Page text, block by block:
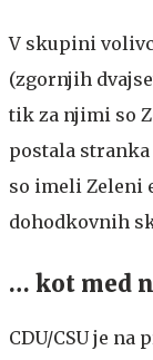
V skupini
(zgornjih
tik za njimi so
postala
so imeli Zeleni
dohodkovnih
… kot med
CDU/CSU je